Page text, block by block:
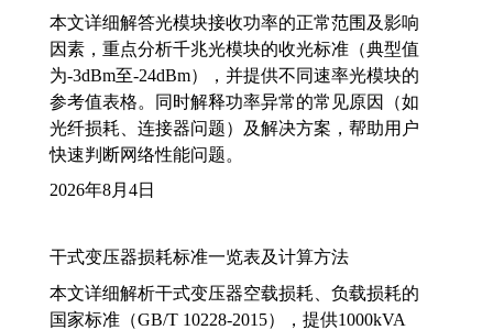
本文详细解答光模块接收功率的正常范围及影响
因素，重点分析千兆光模块的收光标准（典型值
为-3dBm至-24dBm），并提供不同速率光模块的
参考值表格。同时解释功率异常的常见原因（如
光纤损耗、连接器问题）及解决方案，帮助用户
快速判断网络性能问题。
2026年8月4日
干式变压器损耗标准一览表及计算方法
本文详细解析干式变压器空载损耗、负载损耗的
国家标准（GB/T 10228-2015），提供1000kVA